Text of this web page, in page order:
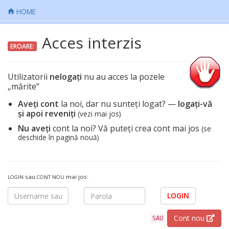
HOME
EROARE: Acces interzis
Utilizatorii nelogați nu au acces la pozele
„mărite”
Aveți cont la noi, dar nu sunteți logat? — logați-vă
și apoi reveniți (vezi mai jos)
Nu aveți cont la noi? Vă puteți crea cont mai jos (se
deschide în pagină nouă)
LOGIN sau CONT NOU mai jos:
LOGIN
SAU Cont nou